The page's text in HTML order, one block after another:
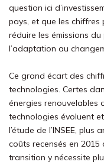
question ici
pays, et que les chiffres
réduire les émissions
l’adaptation au
Ce grand écart des
technologies. Certes
énergies renouvelables
technologies évoluent
l’étude de l’INSEE,
coûts recensés en
transition y nécessite